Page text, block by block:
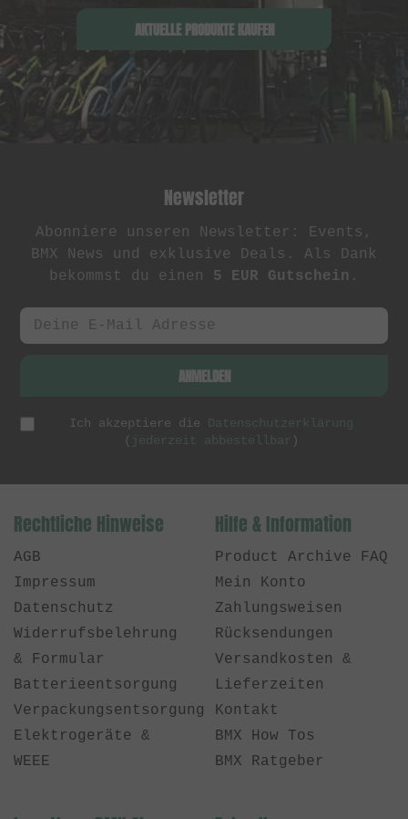
AKTUELLE PRODUKTE KAUFEN
Newsletter
Abonniere unseren Newsletter: Events,
BMX News und exklusive Deals. Als Dank
bekommst du einen 5 EUR Gutschein .
ANMELDEN
Ich akzeptiere die
Datenschutzerklärung
(
jederzeit abbestellbar )
Rechtliche Hinweise
AGB
Impressum
Datenschutz
Widerrufsbelehrung
& Formular
Batterieentsorgung
Verpackungsentsorgung
Elektrogeräte &
WEEE
Hilfe & Information
Product Archive FAQ
Mein Konto
Zahlungsweisen
Rücksendungen
Versandkosten &
Lieferzeiten
Kontakt
BMX How Tos
BMX Ratgeber